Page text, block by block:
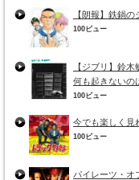
【朗報】鉄鍋
100ビュー
【ジブリ】鈴
何も起きないの
100ビュー
今でも楽しく見
100ビュー
パイレーツ・